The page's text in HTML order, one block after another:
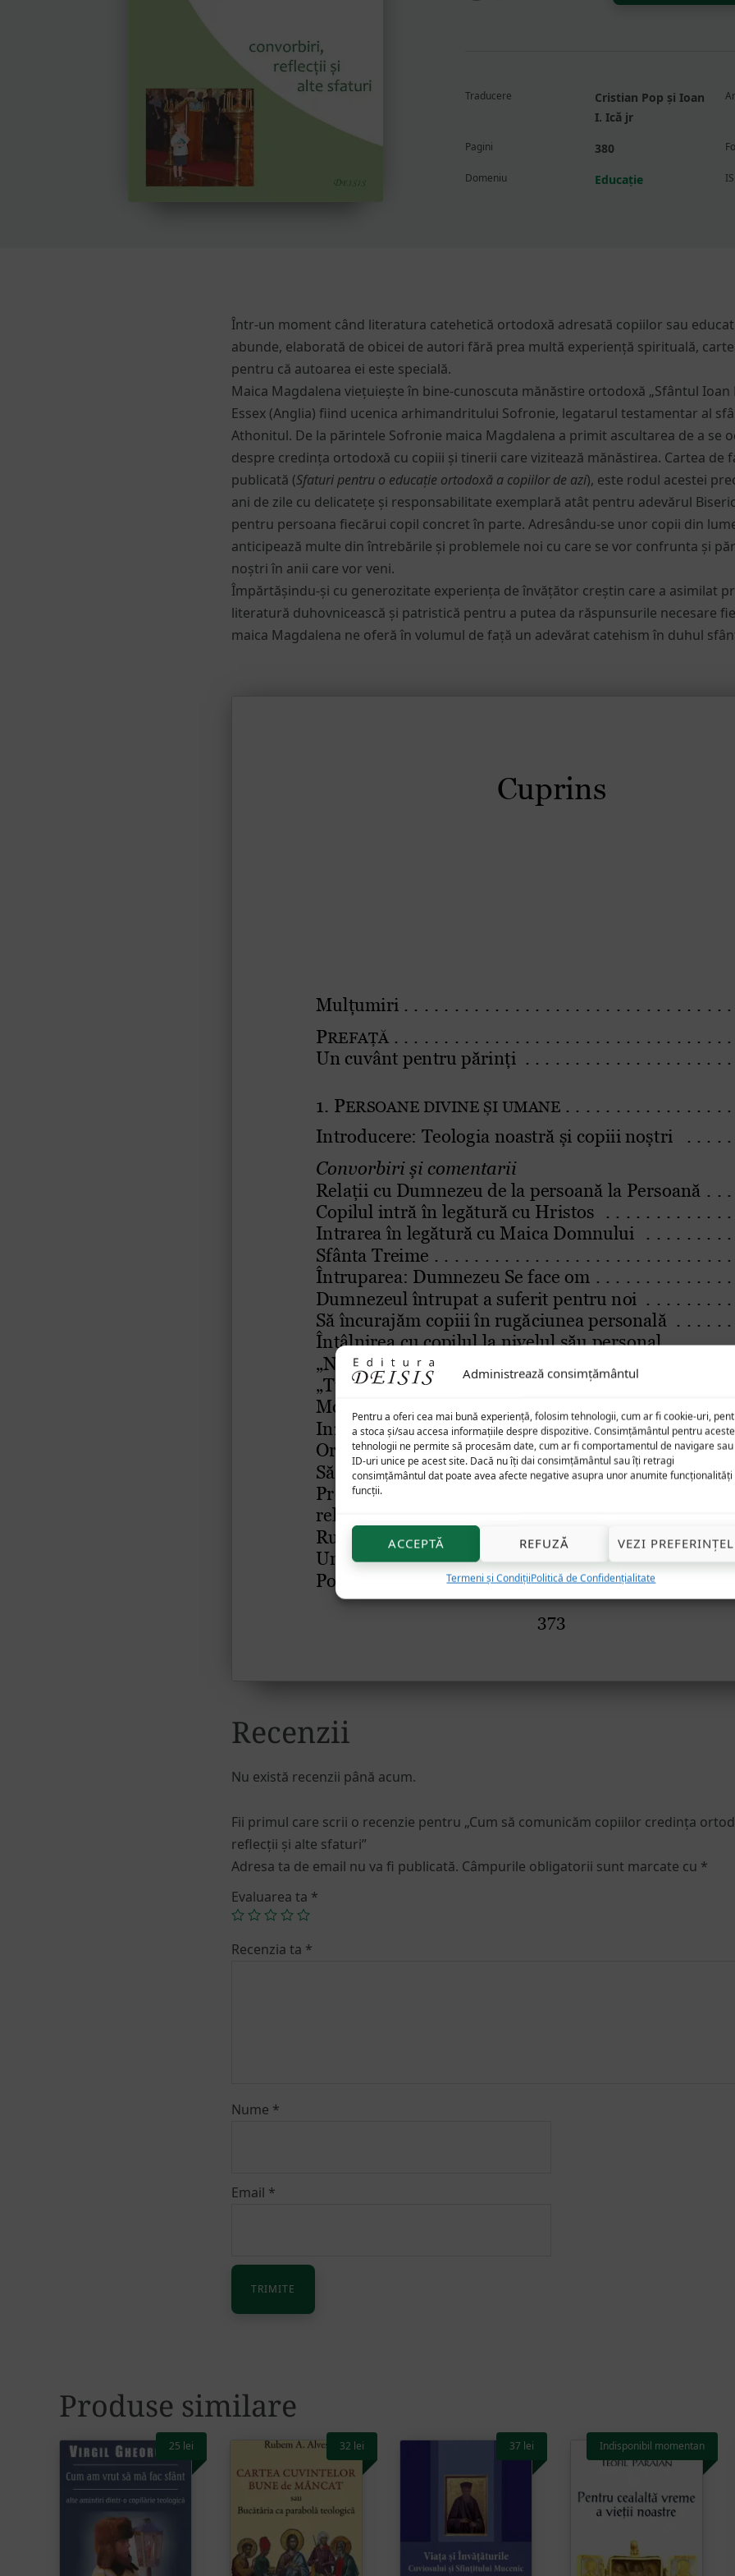
Administrează consimțământul
Pentru a oferi cea mai bună experiență, folosim tehnologii, cum ar fi cookie-uri,
a stoca și/sau accesa informațiile despre dispozitive. Consimțământul pentru aceste
tehnologii ne permite să procesăm date, cum ar fi comportamentul de navigare sau
ID-uri unice pe acest site. Dacă nu îți dai consimțământul sau îți retragi
consimțământul dat poate avea afecte negative asupra unor anumite funcționalități
funcții.
ACCEPTĂ REFUZĂ VEZI
Termeni și CondițiiPolitică de Confidențialitate
să
Convorbiri,
reflecții
și
sfaturi
Traducere
Cristian Pop și Ioan
I. Ică jr
Pagini 380
Domeniu Educație
Într-un moment când literatura catehetică ortodoxă adresată copiilor sau
abunde, elaborată de obicei de autori fără prea multă experiență spirituală,
pentru că autoarea ei este specială.
Maica Magdalena viețuiește în bine-cunoscuta mănăstire ortodoxă „Sfântul Ioan
Essex (Anglia) fiind ucenica arhimandritului Sofronie, legatarul testamentar al
Athonitul. De la părintele Sofronie maica Magdalena a primit ascultarea de a se
despre credința ortodoxă cu copiii și tinerii care vizitează mănăstirea. Cartea de
publicată (Sfaturi pentru o educație ortodoxă a copiilor de azi), este rodul acestei
ani de zile cu delicatețe și responsabilitate exemplară atât pentru adevărul
pentru persoana fiecărui copil concret în parte. Adresându-se unor copii din
anticipează multe din întrebările și problemele noi cu care se vor confrunta și
noștri în anii care vor veni.
Împărtășindu-și cu generozitate experiența de învățător creștin care a asimilat
literatură duhovnicească și patristică pentru a putea da răspunsurile necesare
maica Magdalena ne oferă în volumul de față un adevărat catehism în duhul
Recenzii
Nu există recenzii până acum.
Fii primul care scrii o recenzie pentru „Cum să comunicăm copiilor credința
reflecții și alte sfaturi”
Adresa ta de email nu va fi publicată. Câmpurile obligatorii sunt marcate cu *
Evaluarea ta *
Recenzia ta *
Nume *
Email *
Produse similare
25 lei 32 lei 37 lei Indisponibil momentan